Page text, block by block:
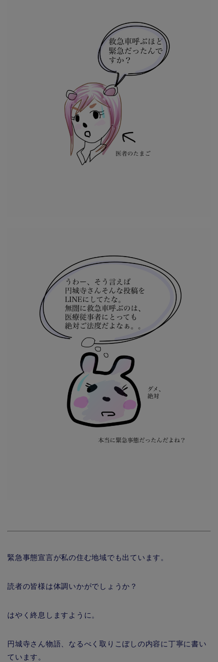
緊急事態宣言が私の住む地域でも出ています。
読者の皆様は体調いかがでしょうか？
はやく終息しますように。
円城寺さん物語、なるべく取りこぼしの内容に丁寧に書い
ています。